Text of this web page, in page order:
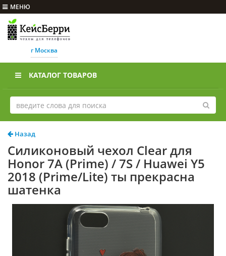
МЕНЮ
г Москва
КАТАЛОГ ТОВАРОВ
Назад
Силиконовый чехол Clear для
Honor 7A (Prime) / 7S / Huawei Y5
2018 (Prime/Lite) ты прекрасна
шатенка